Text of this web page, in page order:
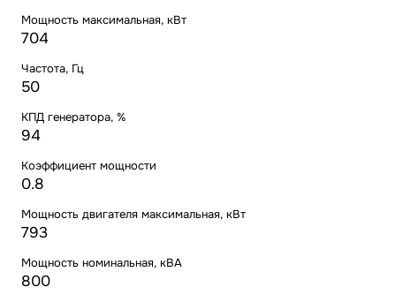
Мощность максимальная, кВт
704
Частота, Гц
50
КПД генератора, %
94
Коэффициент мощности
0.8
Мощность двигателя максимальная, кВт
793
Мощность номинальная, кВА
800